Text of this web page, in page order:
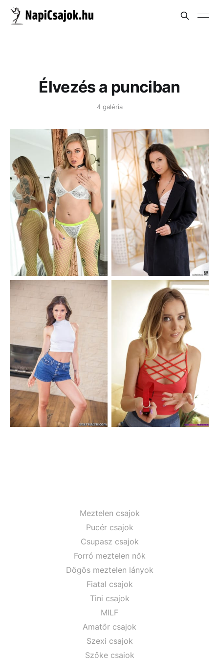
Élvezés a punciban
4 galéria
Meztelen csajok
Pucér csajok
Csupasz csajok
Forró meztelen nők
Dögös meztelen lányok
Fiatal csajok
Tini csajok
MILF
Amatőr csajok
Szexi csajok
Szőke csajok